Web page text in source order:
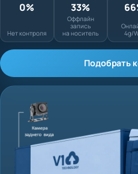
0%
Оффлайн запись
на носитель